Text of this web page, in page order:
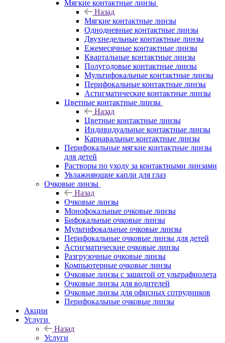
Мягкие контактные линзы
Назад
Мягкие контактные линзы
Однодневные контактные линзы
Двухнедельные контактные линзы
Ежемесячные контактные линзы
Квартальные контактные линзы
Полугодовые контактные линзы
Мультифокальные контактные линзы
Перифокальные контактные линзы
Астигматические контактные линзы
Цветные контактные линзы
Назад
Цветные контактные линзы
Индивидуальные контактные линзы
Карнавальные контактные линзы
Перифокальные мягкие контактные линзы
для детей
Растворы по уходу за контактными линзами
Увлажняющие капли для глаз
Очковые линзы
Назад
Очковые линзы
Монофокальные очковые линзы
Бифокальные очковые линзы
Мультифокальные очковые линзы
Перифокальные очковые линзы для детей
Астигматические очковые линзы
Разгрузочные очковые линзы
Компьютерные очковые линзы
Очковые линзы с защитой от ультрафиолета
Очковые линзы для водителей
Очковые линзы для офисных сотрудников
Перифокальные очковые линзы
Акции
Услуги
Назад
Услуги